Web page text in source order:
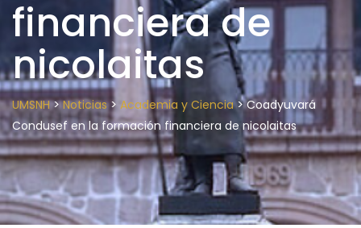
financiera de
nicolaitas
UMSNH>Noticias> Academia y Ciencia>Coadyuvará
Condusef en la formación financiera de nicolaitas